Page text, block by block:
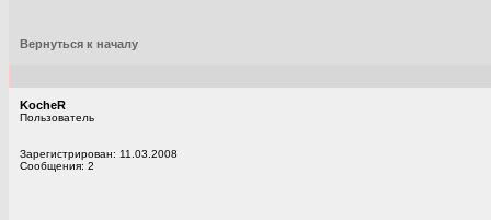
Вернуться к началу
KocheR
Пользователь
Зарегистрирован: 11.03.2008
Сообщения: 2